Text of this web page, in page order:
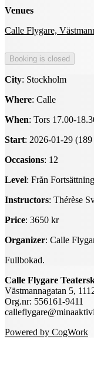
Venues
Calle Flygare,
City: Stockholm
Where: Calle
When: Tors 17.00-
Start: 2026-01-29 (189
Occasions: 12
Level: Från Fortsättning
Instructors: Thérèse
Price: 3650 kr
Organizer: Calle
Fullbokad.
Calle Flygare
Västmannagatan 5,
Org.nr: 556161-9411
Powered by CogWork